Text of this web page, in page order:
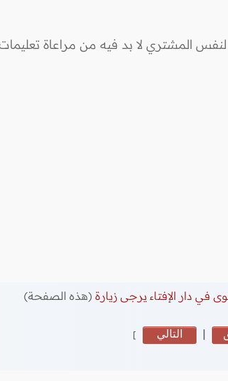
المشتري لا بد فيه من مراعاة تعليمات
في دار الإفتاء يرجى زيارة (هذه الصفحة)
| التالي ]